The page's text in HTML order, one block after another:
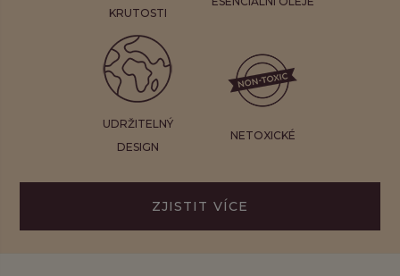
KRUTOSTI
UDRŽITELNÝ
DESIGN
NETOXICKÉ
ZJISTIT VÍCE